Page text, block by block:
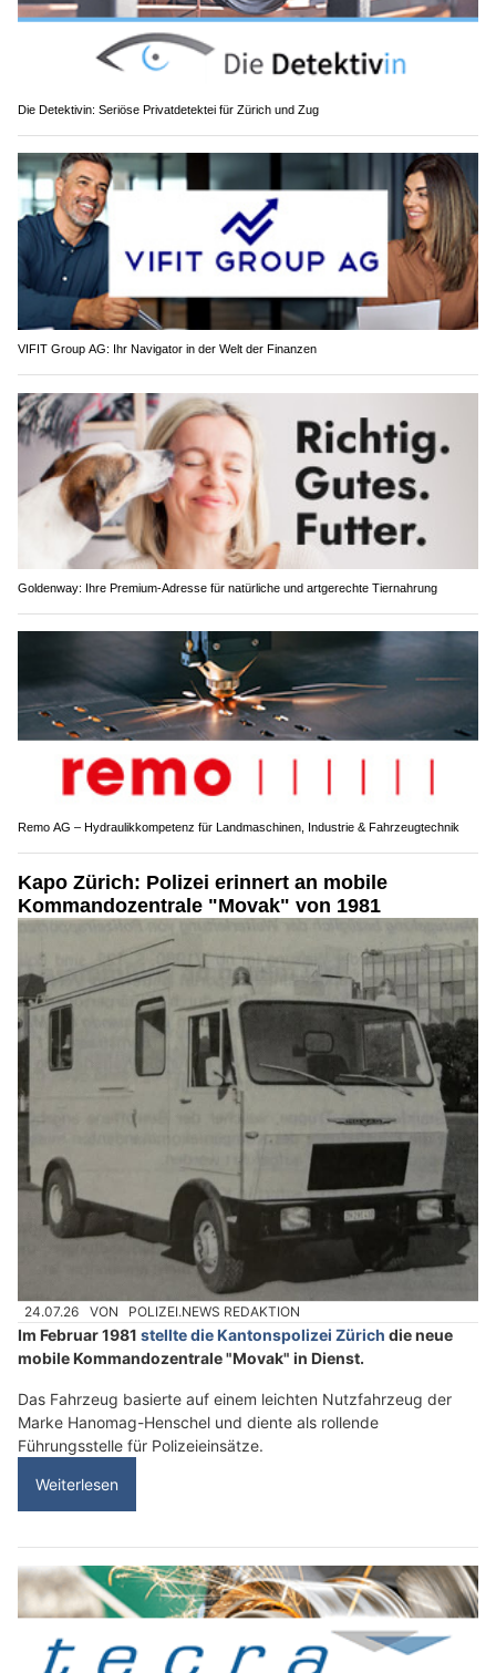
Die Detektivin: Seriöse Privatdetektei für Zürich und Zug
VIFIT Group AG: Ihr Navigator in der Welt der Finanzen
Goldenway: Ihre Premium-Adresse für natürliche und artgerechte Tiernahrung
Remo AG – Hydraulikkompetenz für Landmaschinen, Industrie & Fahrzeugtechnik
Kapo Zürich: Polizei erinnert an mobile
Kommandozentrale "Movak" von 1981
24.07.26 VON POLIZEI.NEWS REDAKTION
Im Februar 1981 stellte die Kantonspolizei Zürich die neue
mobile Kommandozentrale "Movak" in Dienst.
Das Fahrzeug basierte auf einem leichten Nutzfahrzeug der
Marke Hanomag-Henschel und diente als rollende
Führungsstelle für Polizeieinsätze.
Weiterlesen